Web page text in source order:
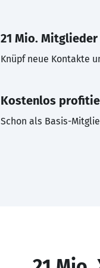
21 Mio. Mitglieder
Knüpf neue Kontakte
Kostenlos
Schon als Basis-